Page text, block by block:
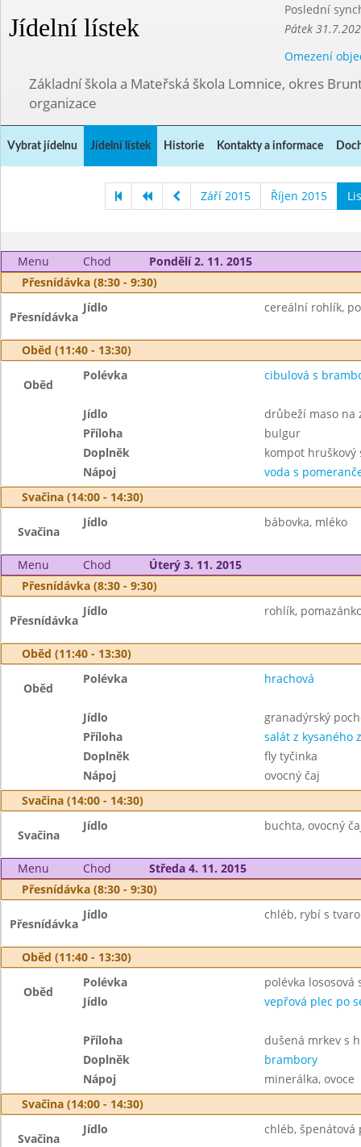
Jídelní lístek
Poslední
Pátek
Omezení
Základní škola a Mateřská škola Lomnice, okres
organizace
Vybrat jídelnu Jídelní lístek Historie Kontakty a informace
Září 2015 Říjen 2015
Menu Chod
Pondělí 2. 11. 2015
Přesnídávka (8:30 - 9:30)
Přesnídávka
Jídlo cereální rohlík,
Oběd (11:40 - 13:30)
Oběd
Polévka cibulová s
Jídlo
drůbeží maso na
Příloha
bulgur
Doplněk
kompot hruškový
Nápoj
voda s
Svačina (14:00 - 14:30)
Svačina
Jídlo bábovka, mléko
Menu Chod
Úterý 3. 11. 2015
Přesnídávka (8:30 - 9:30)
Přesnídávka
Jídlo rohlík,
Oběd (11:40 - 13:30)
Oběd
Polévka hrachová
Jídlo
granadýrský
Příloha
salát z kysaného
Doplněk
fly tyčinka
Nápoj
ovocný čaj
Svačina (14:00 - 14:30)
Svačina
Jídlo buchta, ovocný
Menu Chod
Středa 4. 11. 2015
Přesnídávka (8:30 - 9:30)
Přesnídávka
Jídlo chléb, rybí s
Oběd (11:40 - 13:30)
Oběd
Polévka
polévka
Jídlo
vepřová plec po
Příloha
dušená mrkev s
Doplněk
brambory
Nápoj
minerálka, ovoce
Svačina (14:00 - 14:30)
Svačina
Jídlo chléb, špenátová